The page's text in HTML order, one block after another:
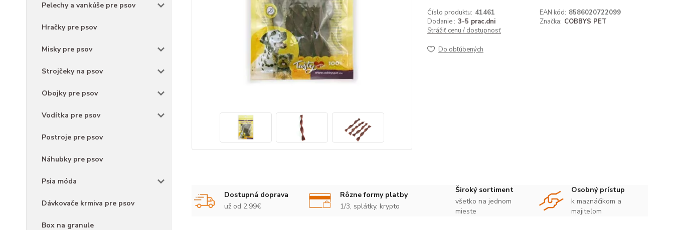
Pelechy a vankúše pre psov
Hračky pre psov
Misky pre psov
Strojčeky na psov
Obojky pre psov
Vodítka pre psov
Postroje pre psov
Náhubky pre psov
Psia móda
Dávkovače krmiva pre psov
Box na granule
Číslo produktu: 41461 EAN kód: 8586020722099
Dodanie : 3-5 prac.dni Značka: COBBYS PET
Strážiť cenu / dostupnosť
Do obľúbených
Dostupná doprava
už od 2,99€
Rôzne formy platby
1/3, splátky, krypto
Široký sortiment
všetko na jednom
mieste
Osobný prístup
k maznáčikom a
majiteľom